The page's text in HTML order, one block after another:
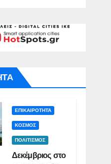
ΕΠΙΚΑΙΡΟΤΗΤΑ
ΚΟΣΜΟΣ
ΠΟΛΙΤΙΣΜΟΣ
Δεκέμβριος στο